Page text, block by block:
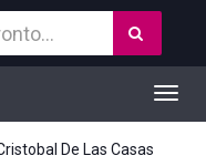
De Las Casas